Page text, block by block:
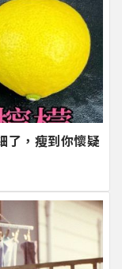
了，瘦到你懷疑